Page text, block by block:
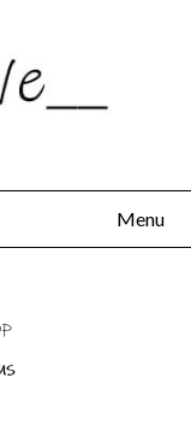
Menu